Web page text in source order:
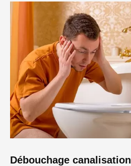
Débouchage canalisation